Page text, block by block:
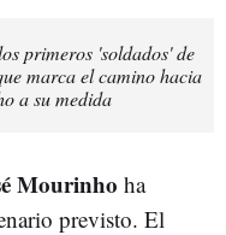
primeros 'soldados' de
marca el camino hacia
a su medida
Mourinho ha
previsto. El